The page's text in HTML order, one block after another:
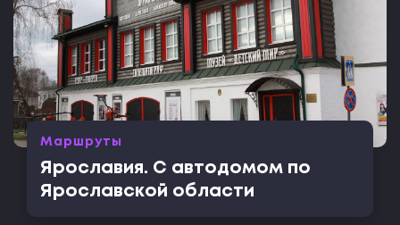
Маршруты
Ярославия. С автодомом по
Ярославской области